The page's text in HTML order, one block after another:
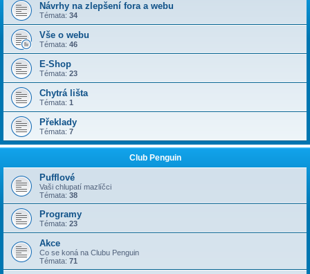
Návrhy na zlepšení fora a webu
Témata: 34
Vše o webu
Témata: 46
E-Shop
Témata: 23
Chytrá lišta
Témata: 1
Překlady
Témata: 7
Club Penguin
Pufflové
Vaši chlupatí mazlíčci
Témata: 38
Programy
Témata: 23
Akce
Co se koná na Clubu Penguin
Témata: 71